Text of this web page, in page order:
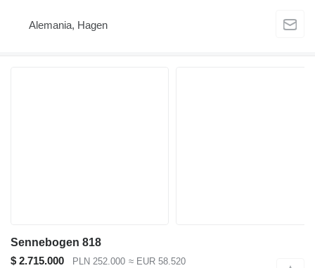
Alemania, Hagen
Sennebogen 818
$ 2.715.000
PLN 252.000 ≈ EUR 58.520